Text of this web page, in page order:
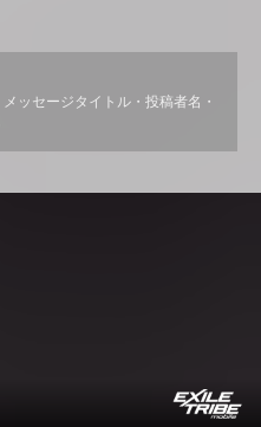
ッセージタイトル・投稿者名・